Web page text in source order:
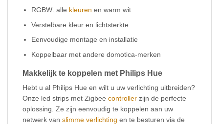
RGBW: alle kleuren en warm wit
Verstelbare kleur en lichtsterkte
Eenvoudige montage en installatie
Koppelbaar met andere domotica-merken
Makkelijk te koppelen met Philips Hue
Hebt u al Philips Hue en wilt u uw verlichting uitbreiden?
Onze led strips met Zigbee controller zijn de perfecte
oplossing. Ze zijn eenvoudig te koppelen aan uw
netwerk van slimme verlichting en te besturen via de